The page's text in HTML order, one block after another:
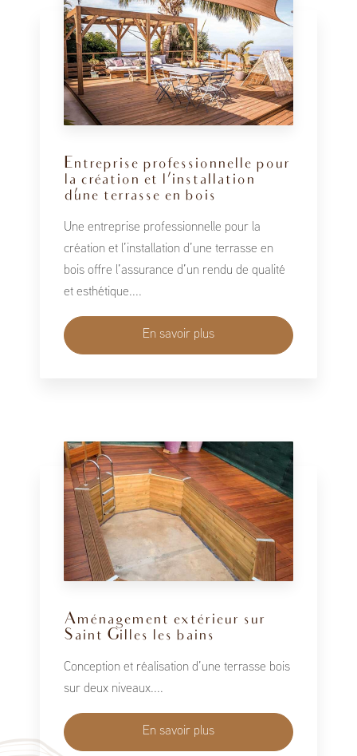
Entreprise professionnelle pour
la création et l’installation
d’une terrasse en bois
Une entreprise professionnelle pour la
création et l’installation d’une terrasse en
bois offre l’assurance d’un rendu de qualité
et esthétique....
En savoir plus
Aménagement extérieur sur
Saint Gilles les bains
Conception et réalisation d’une terrasse bois
sur deux niveaux....
En savoir plus